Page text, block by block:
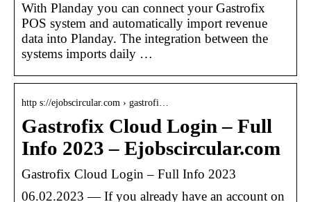
With Planday you can connect your Gastrofix
POS system and automatically import revenue
data into Planday. The integration between the
systems imports daily …
http s://ejobscircular.com › gastrofi…
Gastrofix Cloud Login – Full
Info 2023 – Ejobscircular.com
Gastrofix Cloud Login – Full Info 2023
06.02.2023 — If you already have an account on